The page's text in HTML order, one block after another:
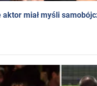
miał myśli